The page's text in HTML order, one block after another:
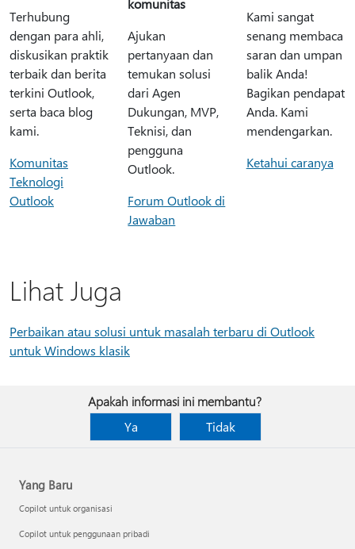
Terhubung
dengan para ahli,
diskusikan praktik
terbaik dan berita
terkini Outlook,
serta baca blog
kami.
Komunitas
Teknologi
Outlook
komunitas
Ajukan
pertanyaan dan
temukan solusi
dari Agen
Dukungan, MVP,
Teknisi, dan
pengguna
Outlook.
Forum Outlook di
Jawaban
Kami sangat
senang membaca
saran dan umpan
balik Anda!
Bagikan pendapat
Anda. Kami
mendengarkan.
Ketahui caranya
Lihat Juga
Perbaikan atau solusi untuk masalah terbaru di Outlook
untuk Windows klasik
Apakah informasi ini membantu?
Ya
Tidak
Yang Baru
Copilot untuk organisasi
Copilot untuk penggunaan pribadi